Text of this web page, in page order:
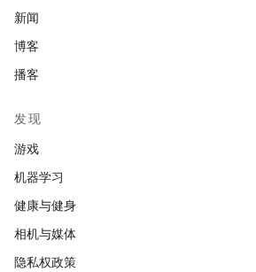
新闻
博客
播客
发现
游戏
机器学习
健康与健身
相机与媒体
隐私权政策